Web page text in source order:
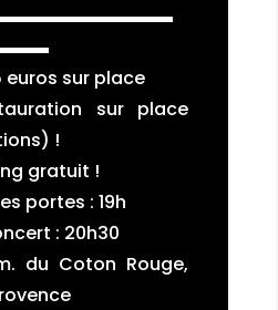
euros sur place
sur place
!
gratuit !
portes : 19h
: 20h30
du Coton Rouge,